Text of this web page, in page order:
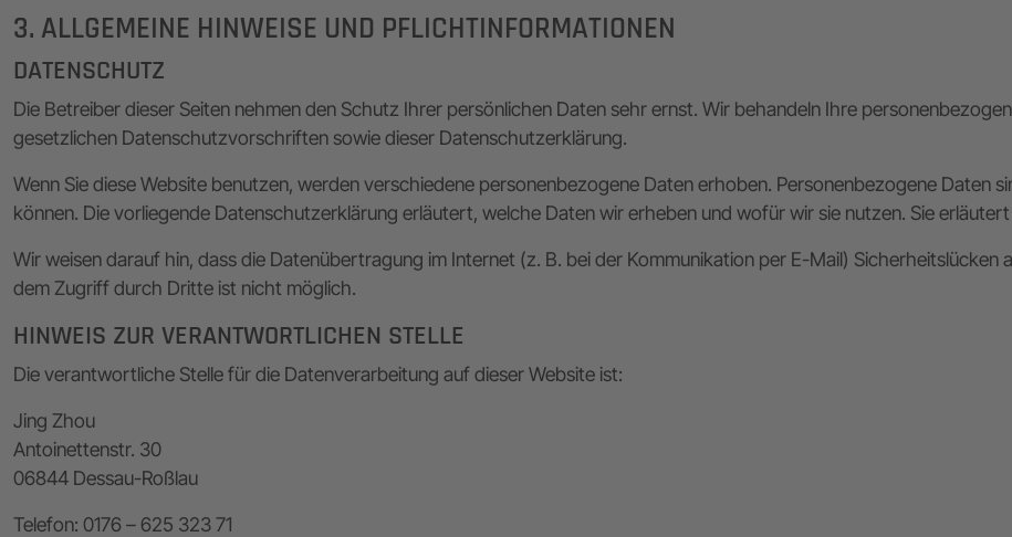
3. ALLGEMEINE HINWEISE UND PFLICHT­INFORMATIONEN
DATENSCHUTZ
Die Betreiber dieser Seiten nehmen den Schutz Ihrer persönlichen Daten sehr ernst. Wir behandeln Ihre
gesetzlichen Datenschutzvorschriften sowie dieser Datenschutzerklärung.
Wenn Sie diese Website benutzen, werden verschiedene personenbezogene Daten erhoben. Personenbezogene Daten
können. Die vorliegende Datenschutzerklärung erläutert, welche Daten wir erheben und wofür wir sie nutzen. Sie
Wir weisen darauf hin, dass die Datenübertragung im Internet (z. B. bei der Kommunikation per E-Mail)
dem Zugriff durch Dritte ist nicht möglich.
HINWEIS ZUR VERANTWORTLICHEN STELLE
Die verantwortliche Stelle für die Datenverarbeitung auf dieser Website ist:
Jing Zhou
Antoinettenstr. 30
06844 Dessau-Roßlau
Telefon: 0176 – 625 323 71